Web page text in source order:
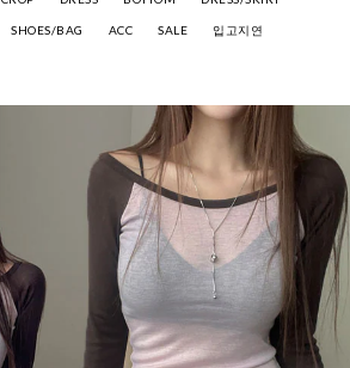
SHOES/BAG ACC SALE 입고지연